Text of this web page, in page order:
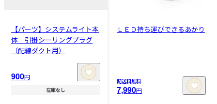
【パーツ】システムライト本
体 引掛シーリングプラグ
（配線ダクト用）
900円
在庫なし
ＬＥＤ持ち運びできるあかり
配送料無料
7,990円